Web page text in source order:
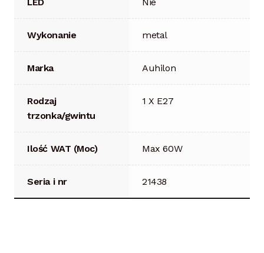
Wykonanie metal
Marka Auhilon
Rodzaj
trzonka/gwintu
1 X E27
Ilość WAT (Moc) Max 60W
Seria i nr 21438